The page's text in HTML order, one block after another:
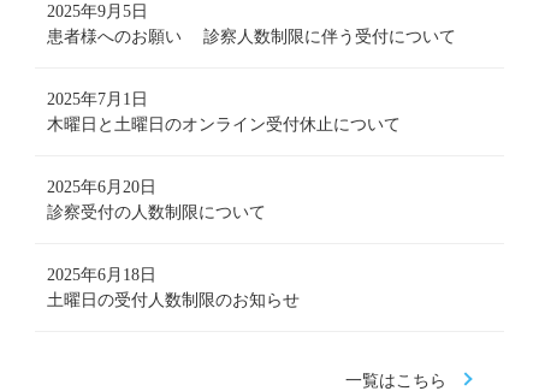
2025年9月5日
患者様へのお願い 診察人数制限に伴う受付について
2025年7月1日
木曜日と土曜日のオンライン受付休止について
2025年6月20日
診察受付の人数制限について
2025年6月18日
土曜日の受付人数制限のお知らせ
一覧はこちら